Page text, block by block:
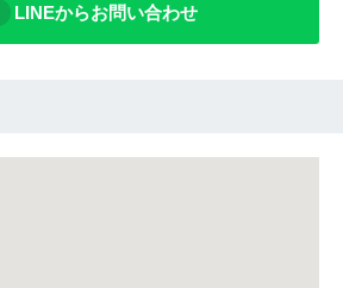
LINEからお問い合わせ